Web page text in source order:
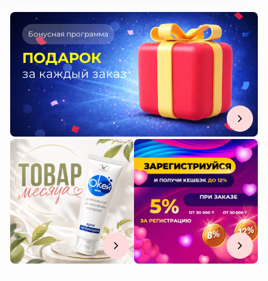
Бонусная программа
ПОДАРОК
за каждый заказ